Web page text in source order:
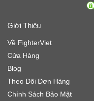
Giới Thiệu
Về FighterViet
Cửa Hàng
Blog
Theo Dõi Đơn Hàng
Chính Sách Bảo Mật